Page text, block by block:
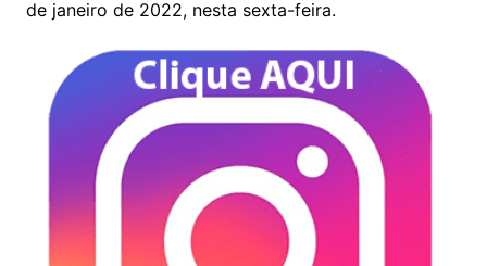
de janeiro de 2022, nesta sexta-feira.